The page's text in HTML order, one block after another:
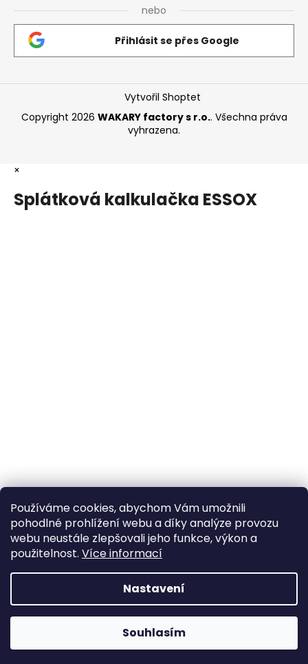
Používáme cookies, abychom Vám umožnili
pohodlné prohlížení webu a díky analýze provozu
webu neustále zlepšovali jeho funkce, výkon a
použitelnost. Více informací
Nastavení
Souhlasím
nebo
Přihlásit se přes Google
Vytvořil Shoptet
Copyright 2026 WAKARY factory s r.o.. Všechna práva
vyhrazena.
×
Splátková kalkulačka ESSOX